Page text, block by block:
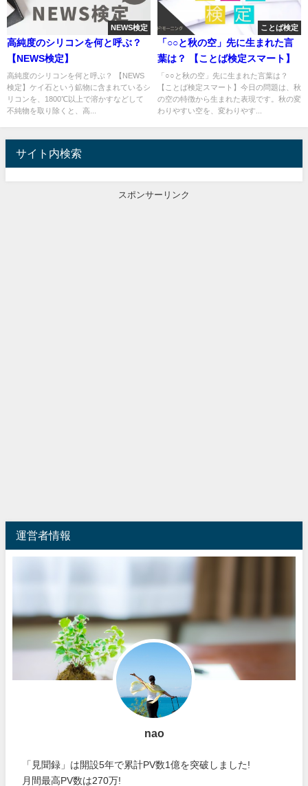
NEWS検定
高純度のシリコンを何と呼ぶ？
【NEWS検定】
高純度のシリコンを何と呼ぶ？ 【NEWS
検定】ケイ石という鉱物に含まれているシ
リコンを、1800℃以上で溶かすなどして
不純物を取り除くと、高...
ことば検定
「○○と秋の空」先に生まれた言
葉は？ 【ことば検定スマート】
「○○と秋の空」先に生まれた言葉は？
【ことば検定スマート】今日の問題は、秋
の空の特徴から生まれた表現です。秋の変
わりやすい空を、変わりやす...
サイト内検索
スポンサーリンク
運営者情報
nao
「見聞録」は開設5年で累計PV数1億を突破しました!
月間最高PV数は270万!